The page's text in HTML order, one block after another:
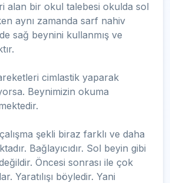
alan bir okul talebesi okulda sol
aynı zamanda sarf nahiv
sağ beynini kullanmış ve
cimlastik yaparak
Beynimizin okuma
şekli biraz farklı ve daha
Bağlayıcıdır. Sol beyin gibi
Öncesi sonrası ile çok
Yaratılışı böyledir. Yani